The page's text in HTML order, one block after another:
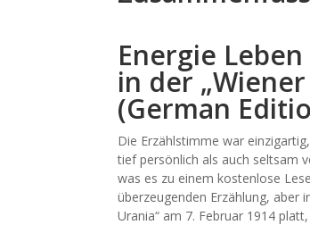
Energie
in der
(German
Die Erzählstimme war
tief persönlich als auch seltsam
was es zu einem kostenlose
überzeugenden Erzählung, aber
Urania“ am 7. Februar 1914